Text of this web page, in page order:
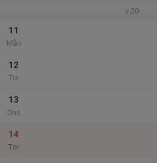
v.20
11
Mån
12
Tis
13
Ons
14
Tor